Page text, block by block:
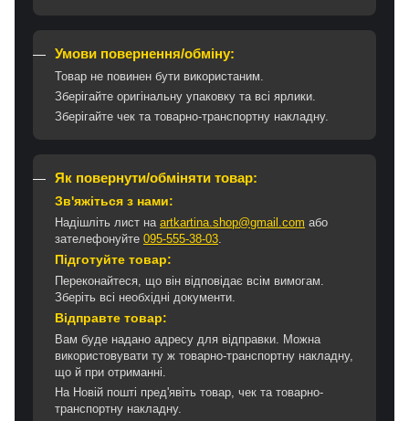
Умови повернення/обміну:
Товар не повинен бути використаним.
Зберігайте оригінальну упаковку та всі ярлики.
Зберігайте чек та товарно-транспортну накладну.
Як повернути/обміняти товар:
Зв'яжіться з нами:
Надішліть лист на artkartina.shop@gmail.com або
зателефонуйте 095-555-38-03
Підготуйте товар:
Переконайтеся, що він відповідає всім вимогам.
Зберіть всі необхідні документи.
Відправте товар:
Вам буде надано адресу для відправки. Можна
використовувати ту ж товарно-транспортну накладну,
що й при отриманні.
На Новій пошті пред'явіть товар, чек та товарно-
транспортну накладну.